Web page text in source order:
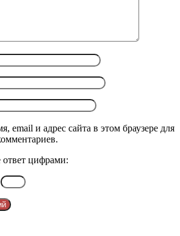
email и адрес сайта в этом браузере для
ответ цифрами: